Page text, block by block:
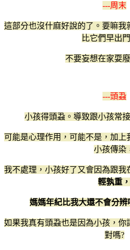
---周末
這部分也沒什麻好說的了。要嘛我
比它們早出
不要妄想在家耍
---頭蝨
小孩得頭蝨。導致跟小孩常
可能是心理作用，可能不是，加
小孩傳染
我不處理，小孩好了又會因為跟我
輕孰重，
媽媽年紀比我大還不會分辨
如果我真有頭蝨也是因為小孩，
對嗎?